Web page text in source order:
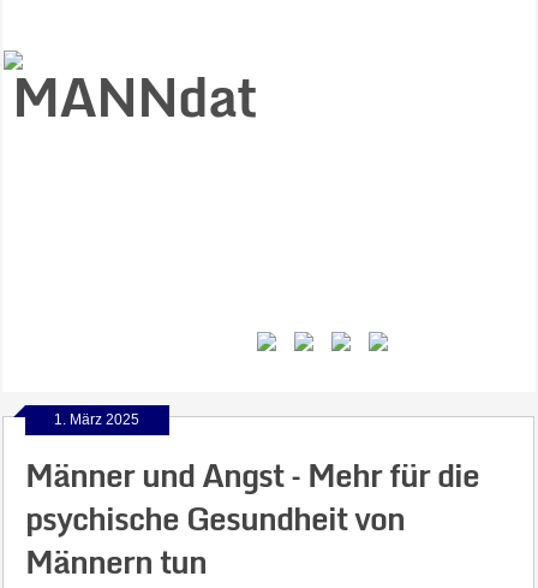
1. März 2025
Männer und Angst – Mehr für die
psychische Gesundheit von
Männern tun